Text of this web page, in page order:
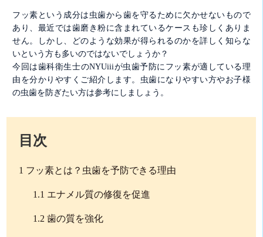
フッ素という成分は虫歯から歯を守るために欠かせないもので
あり、最近では歯磨き粉に含まれているケースも珍しくありま
せん。しかし、どのような効果が得られるのかを詳しく知らな
いという方も多いのではないでしょうか？
今回は歯科衛生士のNYUiiiが虫歯予防にフッ素が適している理
由を分かりやすくご紹介します。虫歯になりやすい方やお子様
の虫歯を防ぎたい方は参考にしましょう。
目次
1 フッ素とは？虫歯を予防できる理由
1.1 エナメル質の修復を促進
1.2 歯の質を強化